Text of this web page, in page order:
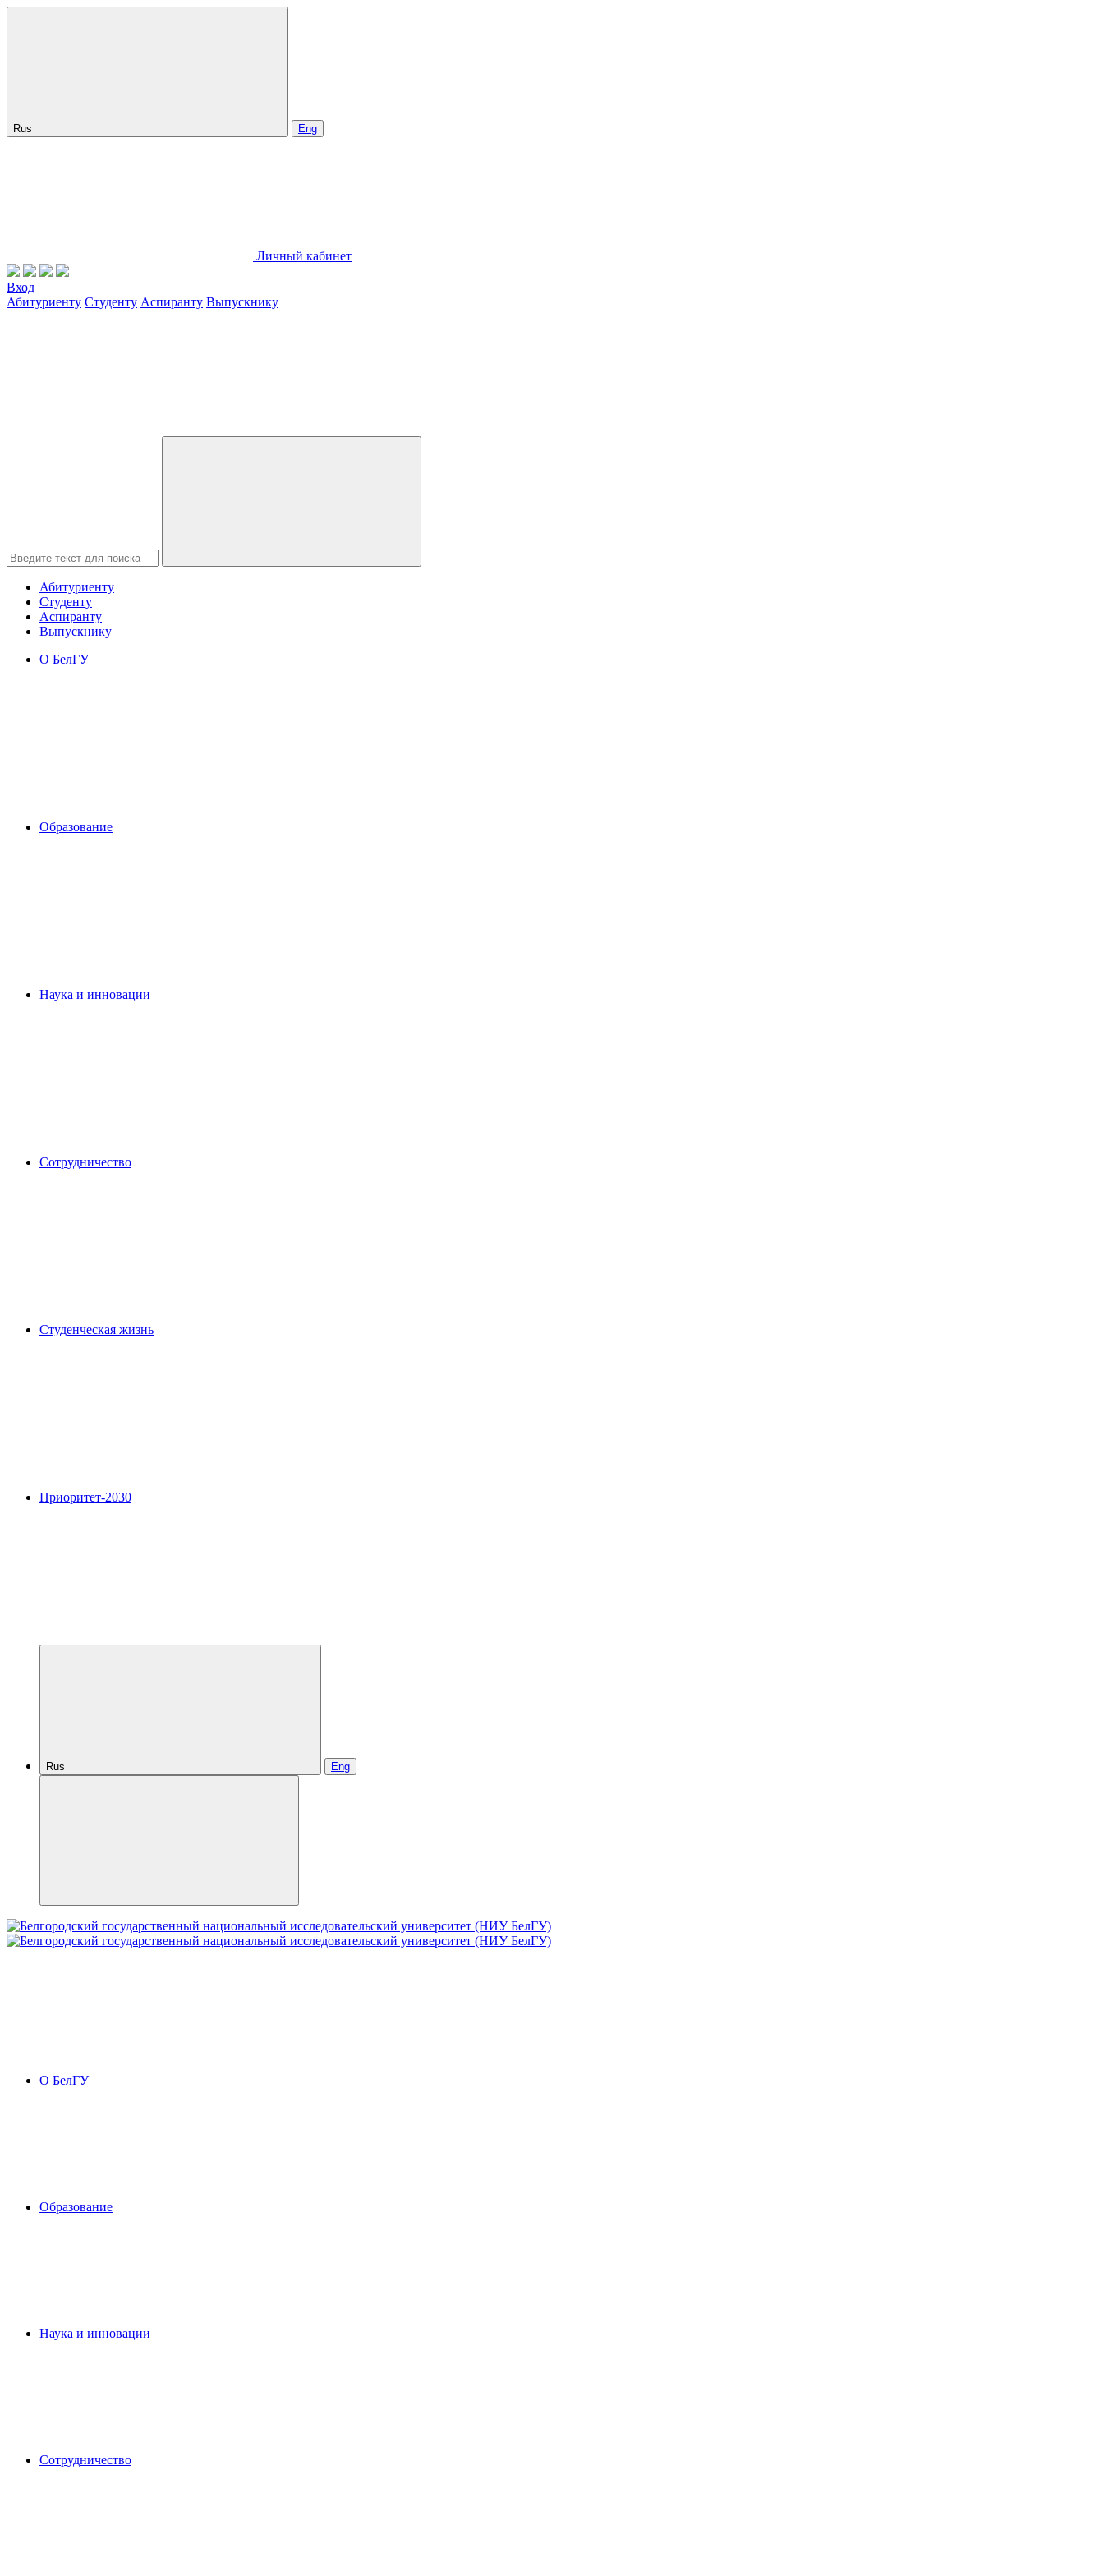
Rus Eng
Личный кабинет
Вход
Абитуриенту Студенту Аспиранту Выпускнику
Абитуриенту
Студенту
Аспиранту
Выпускнику
О БелГУ
Образование
Наука и инновации
Сотрудничество
Студенческая жизнь
Приоритет-2030
Rus Eng
О БелГУ
Образование
Наука и инновации
Сотрудничество